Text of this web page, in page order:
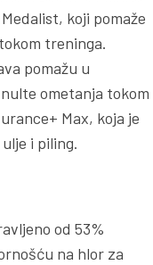
koji pomaže
treninga.
pomažu u
ometanja tokom
Max, koja je
i piling.
od 53%
na hlor za